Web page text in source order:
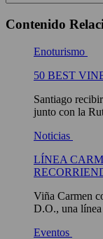
Contenido
Enoturismo
50 BEST
Santiago
junto con la
Noticias
LÍNEA
Viña Carmen
D.O., una
Eventos